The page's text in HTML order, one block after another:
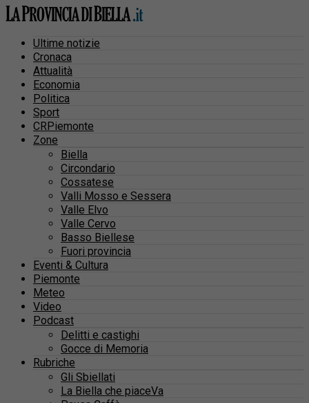
Ultime notizie
Cronaca
Attualità
Economia
Politica
Sport
CRPiemonte
Zone
Biella
Circondario
Cossatese
Valli Mosso e Sessera
Valle Elvo
Valle Cervo
Basso Biellese
Fuori provincia
Eventi & Cultura
Piemonte
Meteo
Video
Podcast
Delitti e castighi
Gocce di Memoria
Rubriche
Gli Sbiellati
La Biella che piaceVa